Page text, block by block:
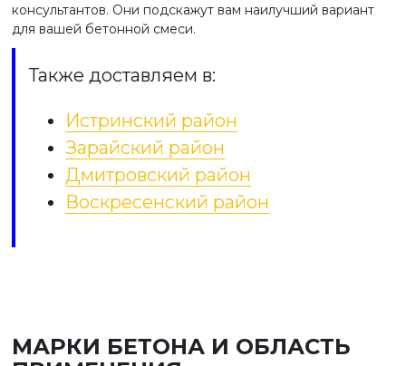
консультантов. Они подскажут вам наилучший вариант
для вашей бетонной смеси.
Также доставляем в:
Истринский район
Зарайский район
Дмитровский район
Воскресенский район
МАРКИ БЕТОНА И ОБЛАСТЬ